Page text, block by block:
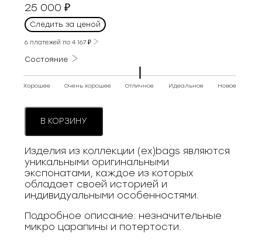
25 000₽
Следить за ценой
6 платежей по4 167₽
Состояние
Хорошее Очень хорошее Отличное Идеальное Новое
В КОРЗИНУ
Изделия из коллекции (ex)bags являются
уникальными оригинальными
экспонатами, каждое из которых
обладает своей историей и
индивидуальными особенностями.
Подробное описание: незначительные
микро царапины и потертости.